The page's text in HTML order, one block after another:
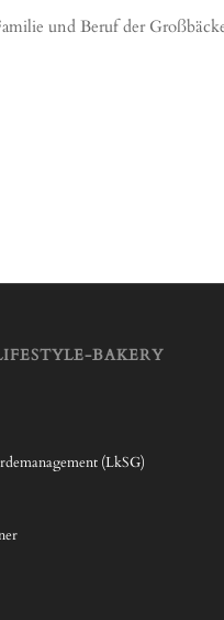
und Beruf der
BAKERY
(LkSG)